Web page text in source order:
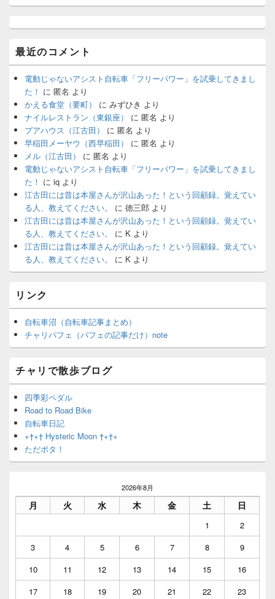
最近のコメント
電動じゃないアシスト自転車「フリーパワー」を試乗してきまし
た！ に 匿名 より
かえる食堂（要町）
に みずひき より
ナイルレストラン（東銀座）
に 匿名 より
プアハウス（江古田）
に 匿名 より
早稲田メーヤウ（西早稲田）
に 匿名 より
メル（江古田）
に 匿名 より
電動じゃないアシスト自転車「フリーパワー」を試乗してきまし
た！ に iq より
江古田には昔は本屋さんが沢山あった！という回顧録。覚えてい
る人、教えてください。
に 徳三郎 より
江古田には昔は本屋さんが沢山あった！という回顧録。覚えてい
る人、教えてください。
に K より
江古田には昔は本屋さんが沢山あった！という回顧録。覚えてい
る人、教えてください。
に K より
リンク
自転車沼（自転車記事まとめ）
チャリパフェ（パフェの記事だけ）note
チャリで散歩ブログ
四季彩ペダル
Road to Road Bike
自転車日記
+†+† Hysteric Moon †+†+
ただポタ！
2026年8月
月 火 水 木 金 土 日
1
2
3
4 5 6 7 8
9
10
11 12 13 14 15
16
17
18 19 20 21 22
23